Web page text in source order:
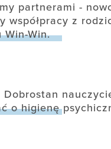
partnerami -
współpracy z
Win-Win.
Dobrostan
o higienę